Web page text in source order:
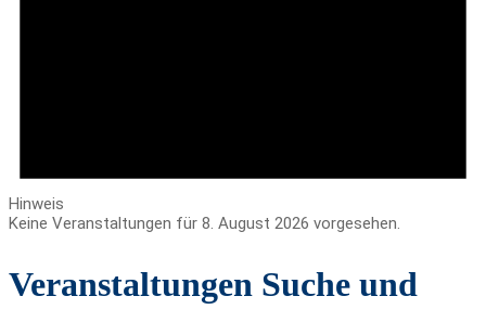
Hinweis
Keine Veranstaltungen für 8. August 2026 vorgesehen.
Veranstaltungen Suche und